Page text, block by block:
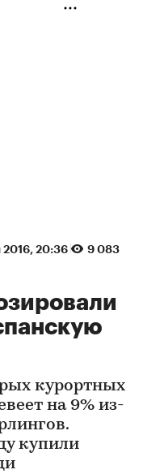
20:36 9 083
курортных
на 9% из-
купили